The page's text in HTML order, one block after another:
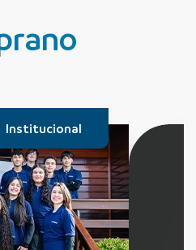
Institucional